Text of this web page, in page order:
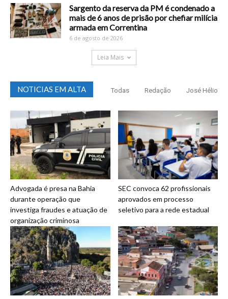
Sargento da reserva da PM é condenado a
mais de 6 anos de prisão por chefiar milícia
armada em Correntina
6 de agosto de 2026
Leia Mais
NOTICIAS EM ALTA Todas Redação José Hélio
Advogada é presa na Bahia
durante operação que
investiga fraudes e atuação de
organização criminosa
SEC convoca 62 profissionais
aprovados em processo
seletivo para a rede estadual